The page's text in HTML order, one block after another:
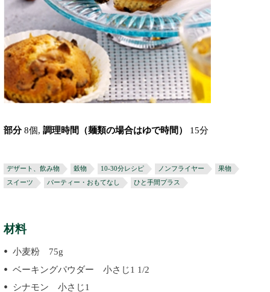
部分 8個, 調理時間（麺類の場合はゆで時間） 15分
デザート、飲み物 穀物 10-30分レシピ ノンフライヤー
果物
スイーツ
パーティー・おもてなし ひと手間プラス
材料
小麦粉 75g
ベーキングパウダー 小さじ1 1/2
シナモン 小さじ1